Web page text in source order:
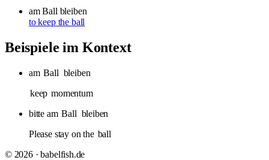
am Ball bleiben
to keep the ball
Beispiele im Kontext
am Ball bleiben
keep momentum
bitte am Ball bleiben
Please stay on the ball
© 2026 · babelfish.de